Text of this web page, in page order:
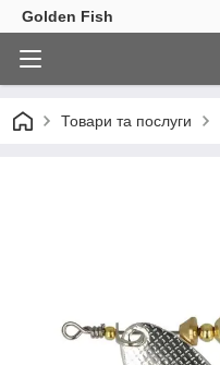
Golden Fish
Товари та послуги